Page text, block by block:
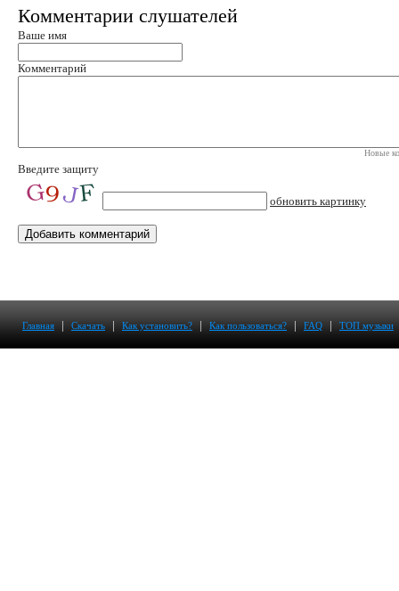
Комментарии слушателей
Ваше имя
Комментарий
Новые
Введите защиту
обновить картинку
Главная | Скачать | Как установить? | Как пользоваться? | FAQ | ТОП музыки